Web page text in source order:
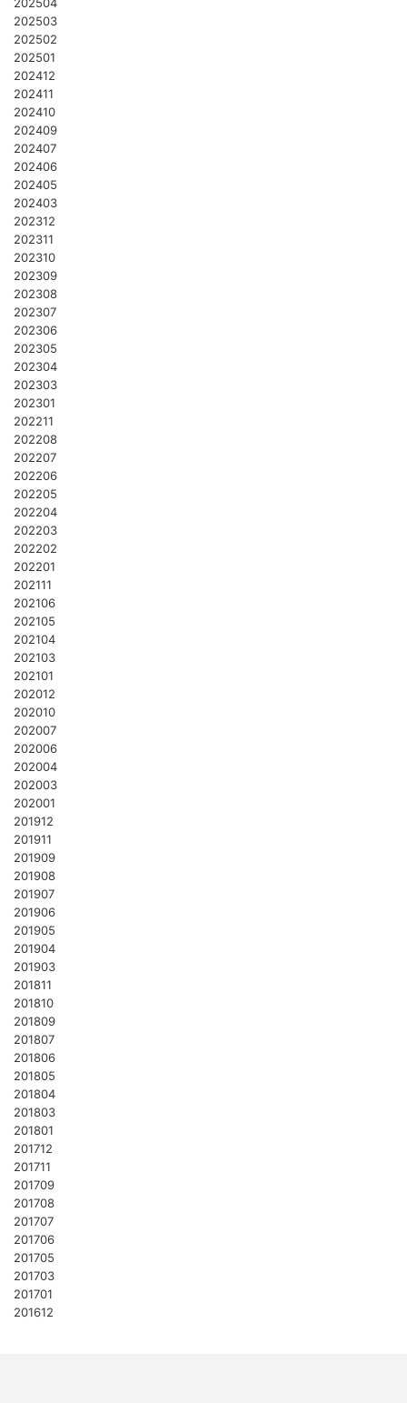
202503
202502
202501
202412
202411
202410
202409
202407
202406
202405
202403
202312
202311
202310
202309
202308
202307
202306
202305
202304
202303
202301
202211
202208
202207
202206
202205
202204
202203
202202
202201
202111
202106
202105
202104
202103
202101
202012
202010
202007
202006
202004
202003
202001
201912
201911
201909
201908
201907
201906
201905
201904
201903
201811
201810
201809
201807
201806
201805
201804
201803
201801
201712
201711
201709
201708
201707
201706
201705
201703
201701
201612